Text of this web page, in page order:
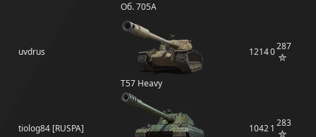
Об. 705А
uvdrus
T57 Heavy
12140287
tiolog84 [RUSPA] 10421 283